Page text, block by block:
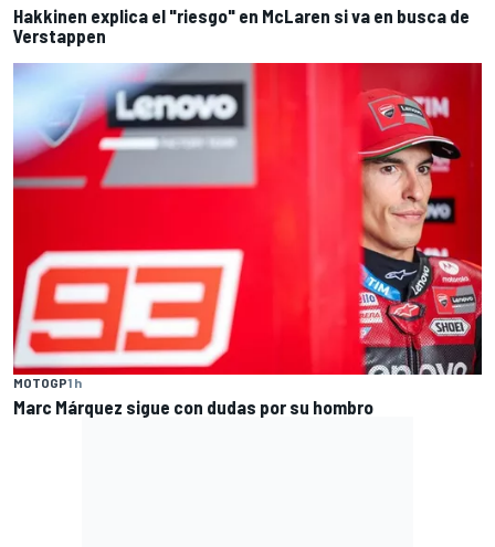
Hakkinen explica el "riesgo" en McLaren si va en busca de
Verstappen
MOTOGP1 h
Marc Márquez sigue con dudas por su hombro